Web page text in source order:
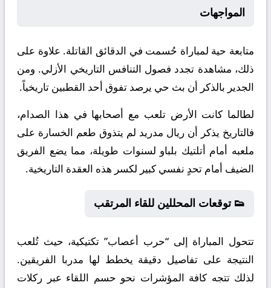
المواجهات
متابعة حية لمباراة حُسمت في الدقائق القاتلة. علاوة على
ذلك، مشاهدة تجدد فصول التنافس التاريخي الأزلي. ومن
الجدير بالذكر أن بث حي يرصد تفوق أحد القطبين تاريخياً.
لطالما كانت الأرض تلعب مع أصحابها في هذا الصدام،
فالتاريخ يذكر أن ريال مدريد لم يتذوق طعم الخسارة على
ملعبه أمام أتلتيك بلباو لسنوات طويلة، مما يضع الفريق
الضيف أمام تحدٍ نفسي كبير لكسر هذه العقدة التاريخية.
👟 توقعات المحللين للقاء المرتقب
تتحول المباراة إلى “حرب أعصاب” تكتيكية، حيث تُلعب
النتيجة على تفاصيل دقيقة يخطط لها مدربا الفريقين.
لذلك تتجه كافة المؤشرات نحو حسم اللقاء عبر ركلات